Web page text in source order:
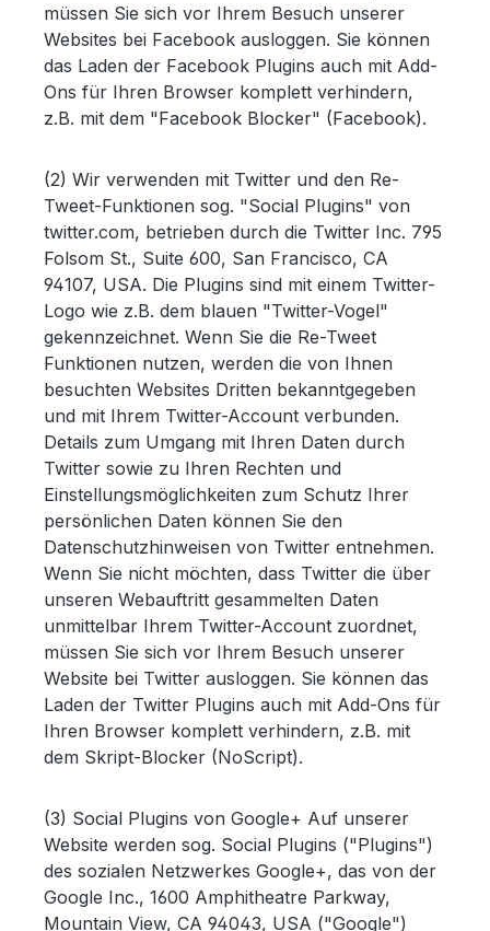
müssen Sie sich vor Ihrem Besuch unserer
Websites bei Facebook ausloggen. Sie können
das Laden der Facebook Plugins auch mit Add-
Ons für Ihren Browser komplett verhindern,
z.B. mit dem "Facebook Blocker" (Facebook).
(2) Wir verwenden mit Twitter und den Re-
Tweet-Funktionen sog. "Social Plugins" von
twitter.com, betrieben durch die Twitter Inc. 795
Folsom St., Suite 600, San Francisco, CA
94107, USA. Die Plugins sind mit einem Twitter-
Logo wie z.B. dem blauen "Twitter-Vogel"
gekennzeichnet. Wenn Sie die Re-Tweet
Funktionen nutzen, werden die von Ihnen
besuchten Websites Dritten bekanntgegeben
und mit Ihrem Twitter-Account verbunden.
Details zum Umgang mit Ihren Daten durch
Twitter sowie zu Ihren Rechten und
Einstellungsmöglichkeiten zum Schutz Ihrer
persönlichen Daten können Sie den
Datenschutzhinweisen von Twitter entnehmen.
Wenn Sie nicht möchten, dass Twitter die über
unseren Webauftritt gesammelten Daten
unmittelbar Ihrem Twitter-Account zuordnet,
müssen Sie sich vor Ihrem Besuch unserer
Website bei Twitter ausloggen. Sie können das
Laden der Twitter Plugins auch mit Add-Ons für
Ihren Browser komplett verhindern, z.B. mit
dem Skript-Blocker (NoScript).
(3) Social Plugins von Google+ Auf unserer
Website werden sog. Social Plugins ("Plugins")
des sozialen Netzwerkes Google+, das von der
Google Inc., 1600 Amphitheatre Parkway,
Mountain View, CA 94043, USA ("Google")